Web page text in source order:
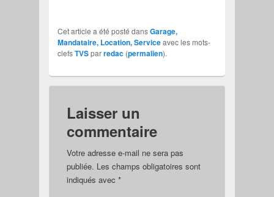
Cet article a été posté dansGarage,
Mandataire, Location, Serviceavec les mots-
clefsTVSparredac (permalien).
Laisser un
commentaire
Votre adresse e-mail ne sera pas
publiée. Les champs obligatoires sont
indiqués avec *